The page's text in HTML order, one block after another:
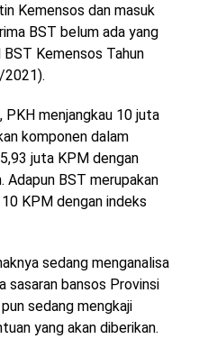
Kemensos dan masuk
BST belum ada yang
Kemensos Tahun
2021).
menjangkau 10 juta
komponen dalam
juta KPM dengan
BST merupakan
KPM dengan indeks
sedang menganalisa
sasaran bansos Provinsi
sedang mengkaji
yang akan diberikan.